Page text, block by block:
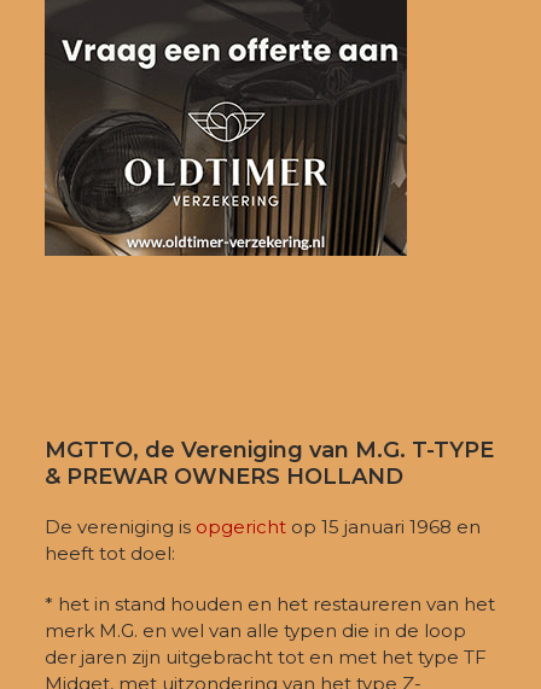
MGTTO, de Vereniging van M.G. T-TYPE
& PREWAR OWNERS HOLLAND
De vereniging is opgericht op 15 januari 1968 en
heeft tot doel:
* het in stand houden en het restaureren van het
merk M.G. en wel van alle typen die in de loop
der jaren zijn uitgebracht tot en met het type TF
Midget, met uitzondering van het type Z-